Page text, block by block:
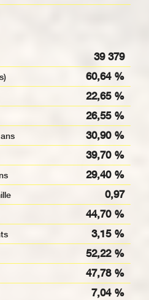
39 379
60,64 %
22,65 %
26,55 %
30,90 %
39,70 %
29,40 %
0,97
44,70 %
3,15 %
52,22 %
47,78 %
7,04 %